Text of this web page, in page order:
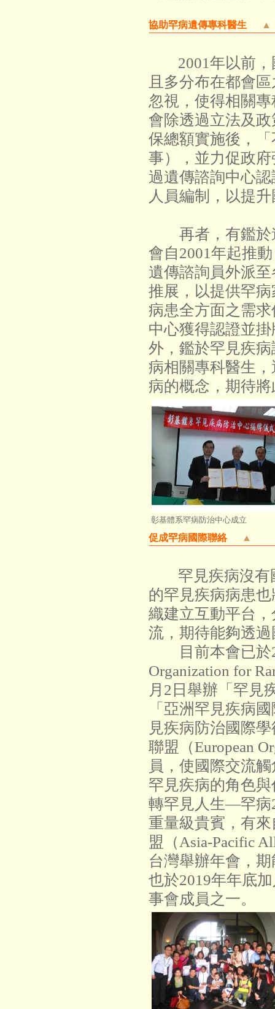
協助罕病遺傳專科醫生 ▲
2001年以前
且多分布在都會
忽視，使得相關
會除透過立法及
保總額實施後，
事），並力促政
過遺傳諮詢中心
人員編制，以提
再者，有鑑於
會自2001年起推
遺傳諮詢員外派
推展，以提供罕
病患全方面之需
中心獲得認證並
外，鑑於罕見疾
病相關專科醫生
病的概念，期待
彰基體系罕病防治中心成立
促成罕病國際聯絡 ▲
罕見疾病沒
的罕見疾病病患
織建立互動平台
流，期待能夠透
目前本會已於
Organization for
月2日舉辦「罕見
「亞洲罕見疾病
見疾病防治國際
聯盟（European
員，使國際交流
罕見疾病的角色
轉罕見人生—罕病
重量級貴賓，有
盟（Asia-Pacific
台灣舉辦年會，
也於2019年年底
事會成員之一。